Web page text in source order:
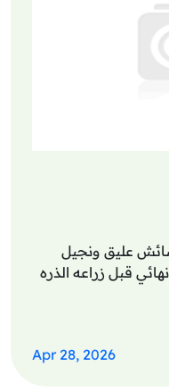
عليق ونجيل
قبل زراعه الذره
Apr 28, 2026